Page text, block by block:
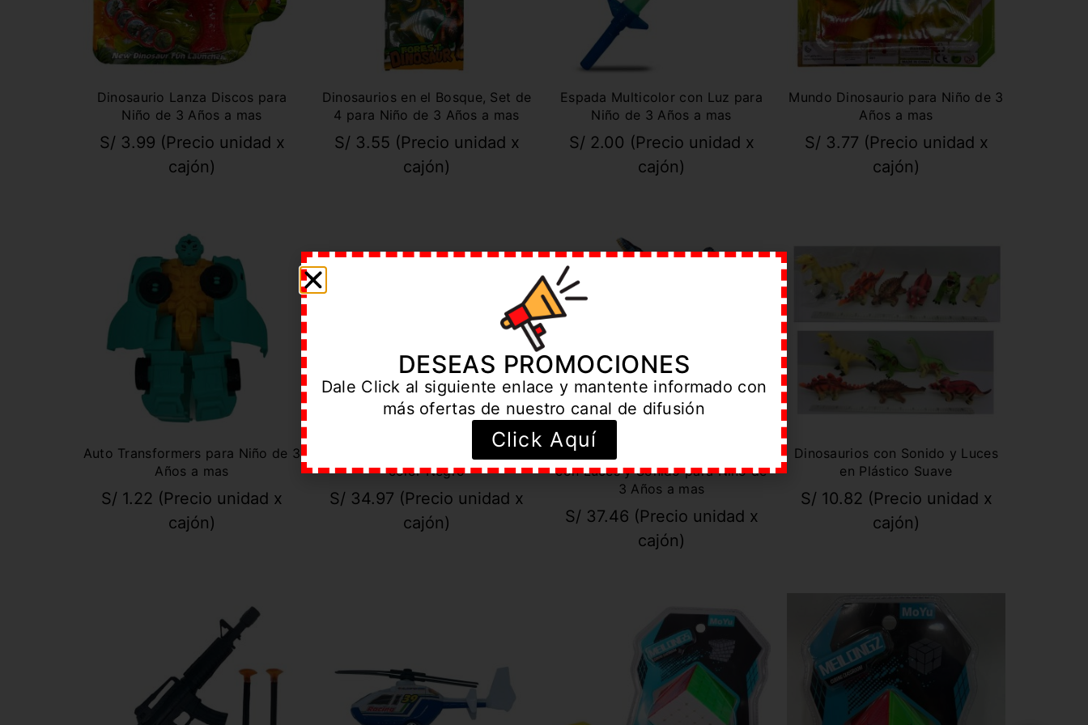
Dinosaurio Lanza Discos para
Niño de 3 Años a mas
S/3.99 (Precio unidad x
cajón)
Dinosaurios en el Bosque, Set de
4 para Niño de 3 Años a mas
S/3.55 (Precio unidad x
cajón)
Espada Multicolor con Luz para
Niño de 3 Años a mas
S/2.00 (Precio unidad x
cajón)
Mundo Dinosaurio para Niño de 3
Años a mas
S/3.77 (Precio unidad x
cajón)
Auto Transformers para Niño de 3
Años a mas
S/ 1.22 (Precio unidad x
cajón)
Bingo Juego de Mesa en Metal y
color Negro
S/ 34.97 (Precio unidad x
cajón)
Dinosaurio Marino Mosasaurus
con Luces y Sonido para Niño de
3 Años a mas
S/37.46 (Precio unidad x
cajón)
Dinosaurios con Sonido y Luces
en Plástico Suave
S/10.82 (Precio unidad x
cajón)
DESEAS PROMOCIONES
Dale Click al siguiente enlace y mantente informado con
más ofertas de nuestro canal de difusión
Click Aquí